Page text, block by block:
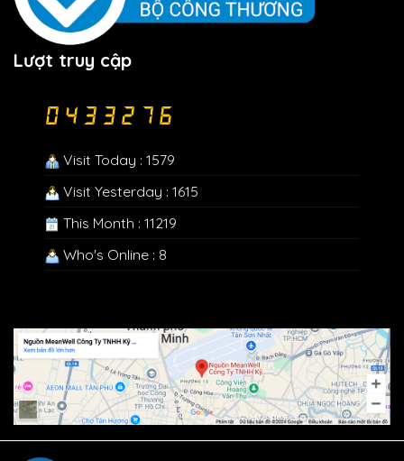
Lượt truy cập
Visit Today : 1579
Visit Yesterday : 1615
This Month : 11219
Who's Online : 8